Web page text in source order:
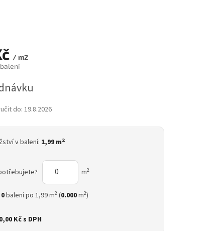
/ m2
do: 19.8.2026
v balení: 1,99 m2
m2
0balení po 1,99 m2(0.000m2)
0,00 Kčs DPH